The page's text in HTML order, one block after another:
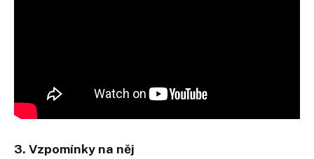
3. Vzpomínky na něj